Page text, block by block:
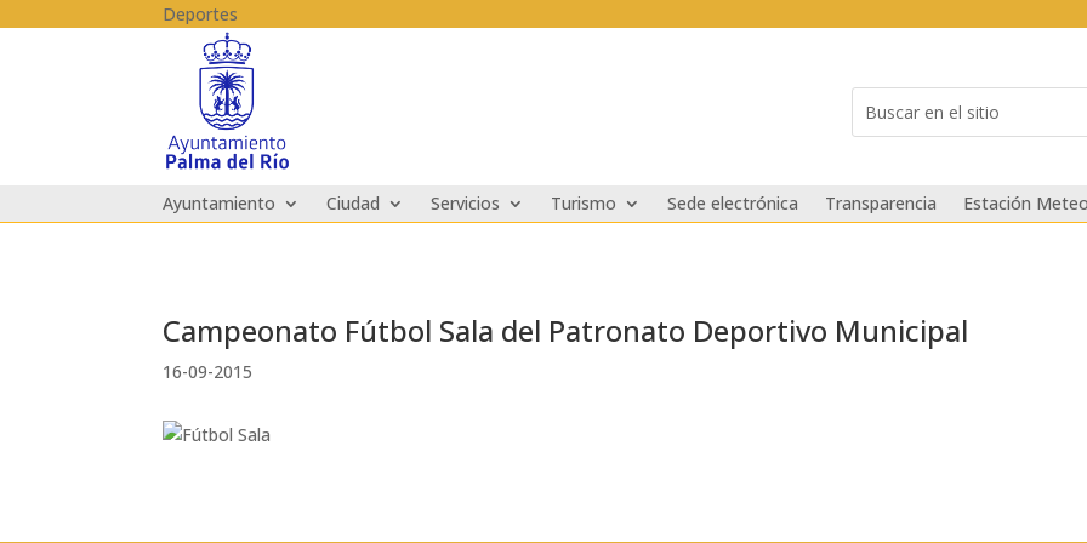
Deportes
for...
Ayuntamiento Ciudad Servicios Turismo Sede electrónica Transparencia Estación
Campeonato Fútbol Sala del Patronato Deportivo Municipal
16-09-2015